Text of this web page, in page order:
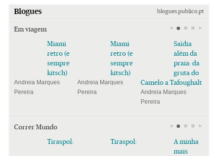
Blogues blogues.publico.pt
Em viagem
Miami
retro (e
sempre
kitsch)
Andreia Marques
Pereira
Miami
retro (e
sempre
kitsch)
Andreia Marques
Pereira
Saïdia
além da
praia: da
gruta do
Camelo a Tafoughalt
Andreia Marques
Pereira
Correr Mundo
Tiraspol:
Tiraspol:
A minha
mais